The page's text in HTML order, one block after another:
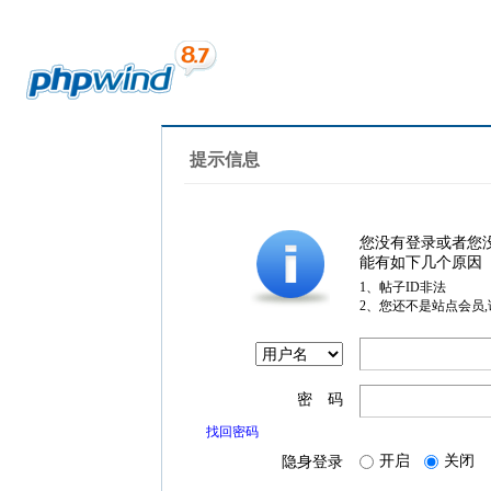
提示信息
您没有登录或者您
能有如下几个原因
1、帖子ID非法
2、您还不是站点会员
密 码
找回密码
隐身登录 开启 关闭